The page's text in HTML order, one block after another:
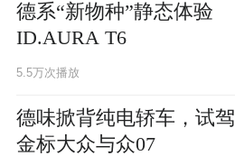
德系“新物种”静态体验
ID.AURA T6
5.5万次播放
德味掀背纯电轿车，试驾
金标大众与众07